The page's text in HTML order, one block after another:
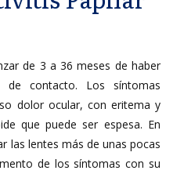
de 3 a 36 meses de haber
contacto. Los síntomas
dolor ocular, con eritema y
que puede ser espesa. En
las lentes más de unas pocas
de los síntomas con su